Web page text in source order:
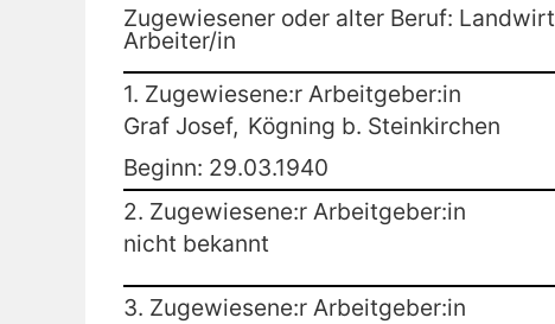
Zugewiesener oder alter Beruf:
Arbeiter/in
1. Zugewiesene:r Arbeitgeber:in
Graf Josef, Kögning b. Steinkirchen
Beginn: 29.03.1940
2. Zugewiesene:r Arbeitgeber:in
nicht bekannt
3. Zugewiesene:r Arbeitgeber:in